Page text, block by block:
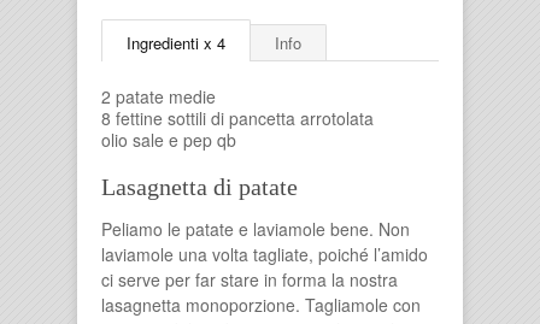
Ingredienti x 4 Info
2 patate medie
8 fettine sottili di pancetta arrotolata
olio sale e pep qb
Lasagnetta di patate
Peliamo le patate e laviamole bene. Non
laviamole una volta tagliate, poiché l’amido
ci serve per far stare in forma la nostra
lasagnetta monoporzione. Tagliamole con